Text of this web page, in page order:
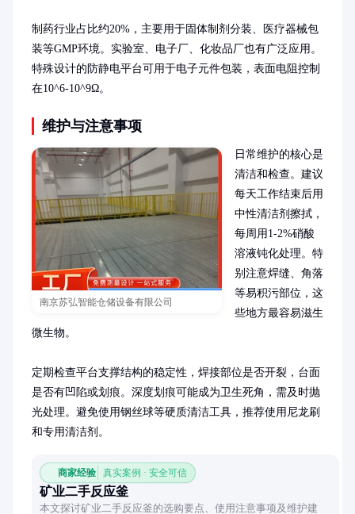
制药行业占比约20%，主要用于固体制剂分装、医疗器械包
装等GMP环境。实验室、电子厂、化妆品厂也有广泛应用。
特殊设计的防静电平台可用于电子元件包装，表面电阻控制
在10^6-10^9Ω。
维护与注意事项
南京苏弘智能仓储设备有限公司
日常维护的核心是
清洁和检查。建议
每天工作结束后用
中性清洁剂擦拭，
每周用1-2%硝酸
溶液钝化处理。特
别注意焊缝、角落
等易积污部位，这
些地方最容易滋生
微生物。
定期检查平台支撑结构的稳定性，焊接部位是否开裂，台面
是否有凹陷或划痕。深度划痕可能成为卫生死角，需及时抛
光处理。避免使用钢丝球等硬质清洁工具，推荐使用尼龙刷
和专用清洁剂。
商家经验 真实案例 · 安全可信
矿业二手反应釜
本文探讨矿业二手反应釜的选购要点、使用注意事项及维护建